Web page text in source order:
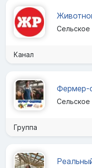
Сельское
Канал
Сельское
Группа